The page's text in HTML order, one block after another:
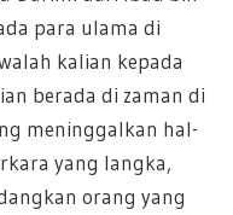
para ulama di
kalian kepada
berada di zaman di
meninggalkan hal-
yang langka,
orang yang